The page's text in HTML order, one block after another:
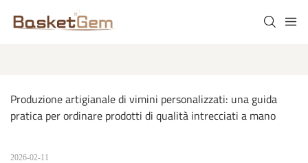
Produzione artigianale di vimini personalizzati: una guida
pratica per ordinare prodotti di qualità intrecciati a mano
2026-02-11